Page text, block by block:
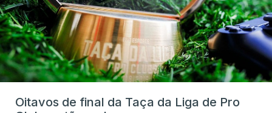
Oitavos de final da Taça da Liga de Pro